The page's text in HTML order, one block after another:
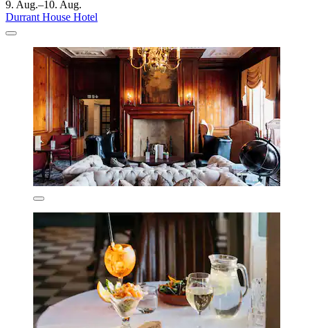
9. Aug.–10. Aug.
Durrant House Hotel